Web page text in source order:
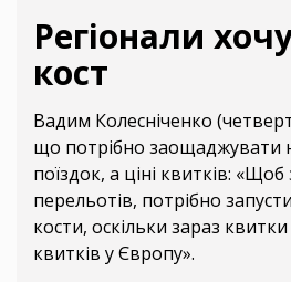
Регіонали
кост
Вадим Колесніченко
що потрібно заощаджувати
поїздок, а ціні квитків:
перельотів, потрібно
кости, оскільки зараз
квитків у Європу».